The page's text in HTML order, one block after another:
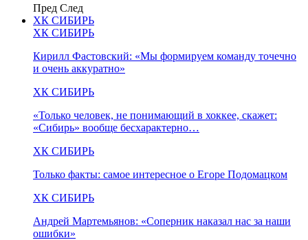
Пред След
ХК СИБИРЬ
ХК СИБИРЬ
Кирилл Фастовский: «Мы формируем команду точечно
и очень аккуратно»
ХК СИБИРЬ
«Только человек, не понимающий в хоккее, скажет:
«Сибирь» вообще бесхарактерно…
ХК СИБИРЬ
Только факты: самое интересное о Егоре Подомацком
ХК СИБИРЬ
Андрей Мартемьянов: «Соперник наказал нас за наши
ошибки»